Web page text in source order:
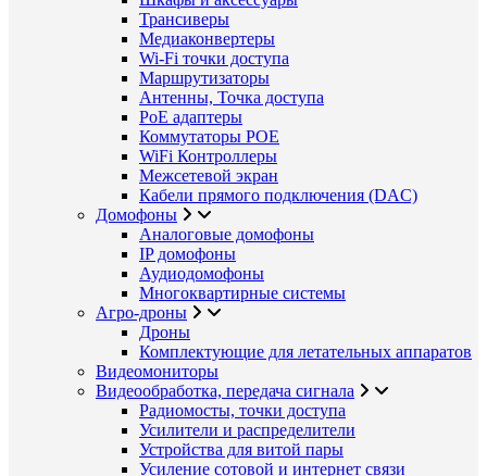
Трансиверы
Медиаконвертеры
Wi-Fi точки доступа
Маршрутизаторы
Антенны, Точка доступа
PoE адаптеры
Коммутаторы POE
WiFi Контроллеры
Межсетевой экран
Кабели прямого подключения (DAC)
Домофоны
Аналоговые домофоны
IP домофоны
Аудиодомофоны
Многоквартирные системы
Агро-дроны
Дроны
Комплектующие для летательных аппаратов
Видеомониторы
Видеообработка, передача сигнала
Радиомосты, точки доступа
Усилители и распределители
Устройства для витой пары
Усиление сотовой и интернет связи